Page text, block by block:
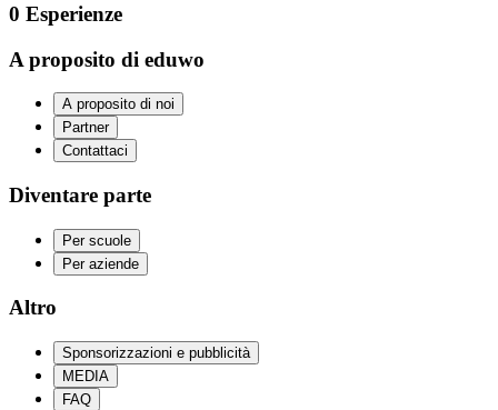
0 Esperienze
A proposito di eduwo
A proposito di noi
Partner
Contattaci
Diventare parte
Per scuole
Per aziende
Altro
Sponsorizzazioni e pubblicità
MEDIA
FAQ